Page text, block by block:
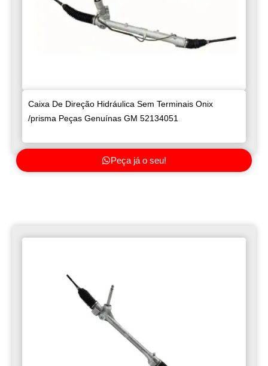
Caixa De Direção Hidráulica Sem Terminais Onix
/prisma Peças Genuínas GM 52134051
Peça já o seu!